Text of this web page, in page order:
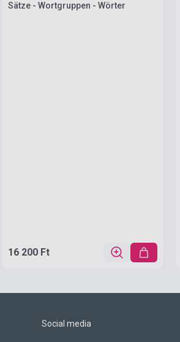
Sätze - Wortgruppen - Wörter
16 200 Ft
Social media